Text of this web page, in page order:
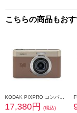
こちらの商品もお
17,380円 (税込)